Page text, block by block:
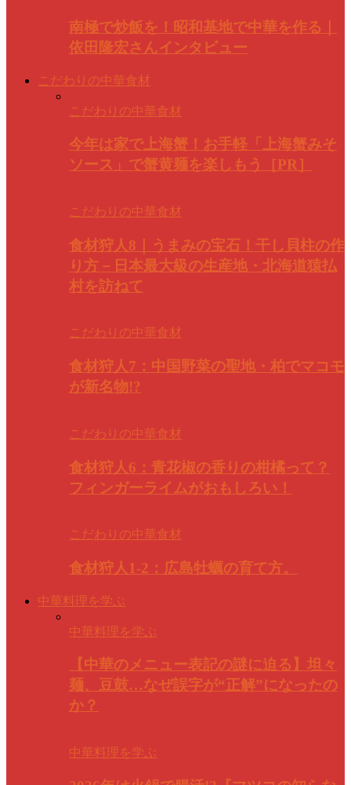
南極で炒飯を！昭和基地で中華を作る｜
依田隆宏さんインタビュー
こだわりの中華食材
こだわりの中華食材
今年は家で上海蟹！お手軽「上海蟹みそ
ソース」で蟹黄麺を楽しもう［PR］
こだわりの中華食材
食材狩人8｜うまみの宝石！干し貝柱の作
り方－日本最大級の生産地・北海道猿払
村を訪ねて
こだわりの中華食材
食材狩人7：中国野菜の聖地・柏でマコモ
が新名物!?
こだわりの中華食材
食材狩人6：青花椒の香りの柑橘って？
フィンガーライムがおもしろい！
こだわりの中華食材
食材狩人1-2：広島牡蠣の育て方。
中華料理を学ぶ
中華料理を学ぶ
【中華のメニュー表記の謎に迫る】坦々
麺、豆鼓…なぜ誤字が“正解”になったの
か？
中華料理を学ぶ